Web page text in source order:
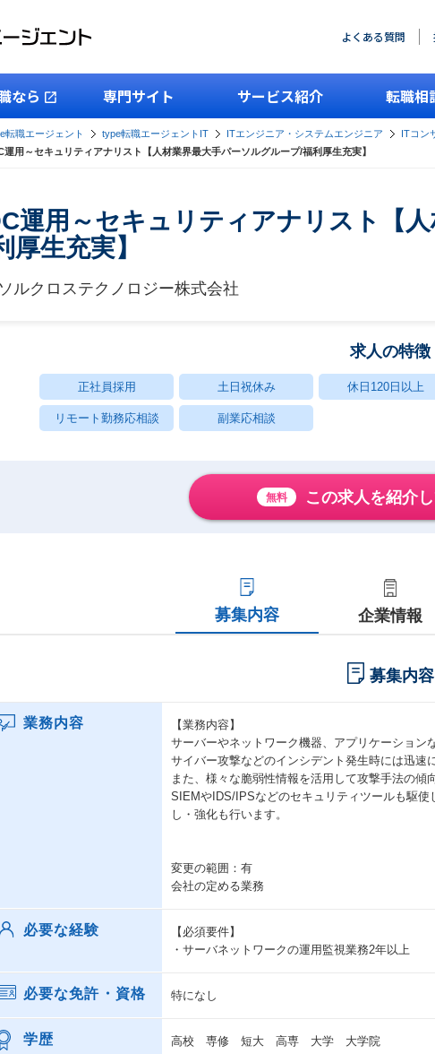
よくある質問
なら 専門サイト サービス紹介 転職相
転職エージェント type転職エージェントIT ITエンジニア・システムエンジニア ITコン
運用～セキュリティアナリスト【人材業界最大手パーソルグループ/福利厚生充実】
運用～セキュリティアナリスト【
厚生充実】
ルクロステクノロジー株式会社
求人の特徴
正社員採用 土日祝休み 休日120日以上
リモート勤務応相談 副業応相談
無料 この求人を紹介
募集内容 企業情報
募集内容
業務内容
【業務内容】
サーバーやネットワーク機器、アプリケーション
サイバー攻撃などのインシデント発生時には迅速
また、様々な脆弱性情報を活用して攻撃手法の傾
SIEMやIDS/IPSなどのセキュリティツールも駆
し・強化も行います。
変更の範囲：有
会社の定める業務
必要な経験
【必須要件】
・サーバネットワークの運用監視業務2年以上
必要な免許・資格 特になし
学歴 高校 専修 短大 高専 大学 大学院